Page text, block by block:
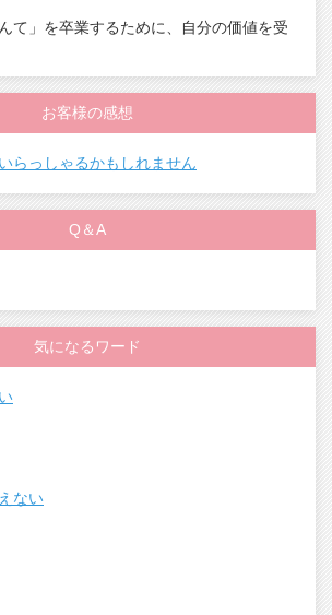
て」を卒業するために、自分の価値を受
お客様の感想
らっしゃるかもしれません
Q＆A
気になるワード
ない